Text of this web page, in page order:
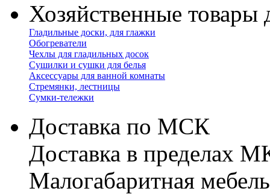
Хозяйственные товары
Гладильные доски, для глажки
Обогреватели
Чехлы для гладильных досок
Сушилки и сушки для белья
Аксессуары для ванной комнаты
Стремянки, лестницы
Сумки-тележки
Доставка по МСК
Доставка в пределах
Малогабаритная